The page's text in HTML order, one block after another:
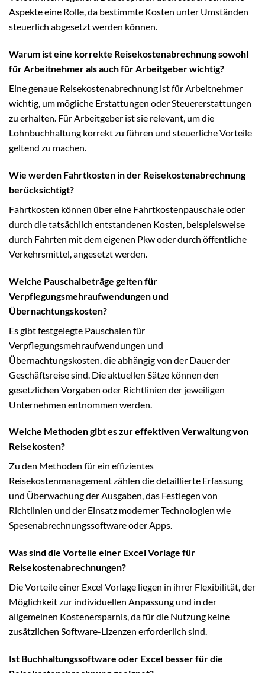
Aspekte eine Rolle, da bestimmte Kosten unter Umständen
steuerlich abgesetzt werden können.
Warum ist eine korrekte Reisekostenabrechnung sowohl
für Arbeitnehmer als auch für Arbeitgeber wichtig?
Eine genaue Reisekostenabrechnung ist für Arbeitnehmer
wichtig, um mögliche Erstattungen oder Steuererstattungen
zu erhalten. Für Arbeitgeber ist sie relevant, um die
Lohnbuchhaltung korrekt zu führen und steuerliche Vorteile
geltend zu machen.
Wie werden Fahrtkosten in der Reisekostenabrechnung
berücksichtigt?
Fahrtkosten können über eine Fahrtkostenpauschale oder
durch die tatsächlich entstandenen Kosten, beispielsweise
durch Fahrten mit dem eigenen Pkw oder durch öffentliche
Verkehrsmittel, angesetzt werden.
Welche Pauschalbeträge gelten für
Verpflegungsmehraufwendungen und
Übernachtungskosten?
Es gibt festgelegte Pauschalen für
Verpflegungsmehraufwendungen und
Übernachtungskosten, die abhängig von der Dauer der
Geschäftsreise sind. Die aktuellen Sätze können den
gesetzlichen Vorgaben oder Richtlinien der jeweiligen
Unternehmen entnommen werden.
Welche Methoden gibt es zur effektiven Verwaltung von
Reisekosten?
Zu den Methoden für ein effizientes
Reisekostenmanagement zählen die detaillierte Erfassung
und Überwachung der Ausgaben, das Festlegen von
Richtlinien und der Einsatz moderner Technologien wie
Spesenabrechnungssoftware oder Apps.
Was sind die Vorteile einer Excel Vorlage für
Reisekostenabrechnungen?
Die Vorteile einer Excel Vorlage liegen in ihrer Flexibilität, der
Möglichkeit zur individuellen Anpassung und in der
allgemeinen Kostenersparnis, da für die Nutzung keine
zusätzlichen Software-Lizenzen erforderlich sind.
Ist Buchhaltungssoftware oder Excel besser für die